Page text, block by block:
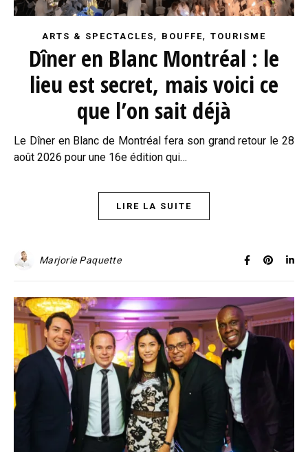
ARTS & SPECTACLES, BOUFFE, TOURISME
Dîner en Blanc Montréal : le
lieu est secret, mais voici ce
que l’on sait déjà
Le Dîner en Blanc de Montréal fera son grand retour le 28
août 2026 pour une 16e édition qui…
LIRE LA SUITE
Marjorie Paquette